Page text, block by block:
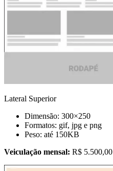
Lateral Superior
Dimensão: 300×250
Formatos: gif, jpg e png
Peso: até 150KB
Veiculação mensal: R$ 5.500,00